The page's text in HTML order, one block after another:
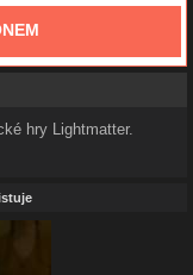
hry Lightmatter.